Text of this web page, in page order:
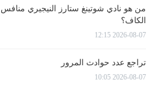
من هو نادي شوتينغ ستارز النيجيري
الكاف؟
2026-08-07 12:15
تراجع عدد حوادث المرور
2026-08-07 10:05